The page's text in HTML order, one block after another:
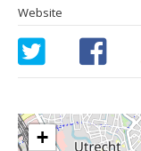
Website
+